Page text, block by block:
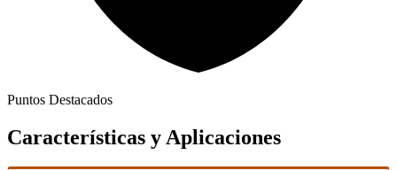
Puntos Destacados
Características y Aplicaciones